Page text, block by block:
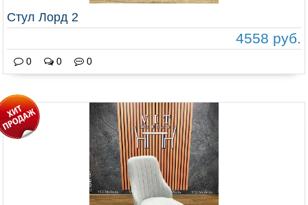
Стул Лорд 2
4558 руб.
0 0 0